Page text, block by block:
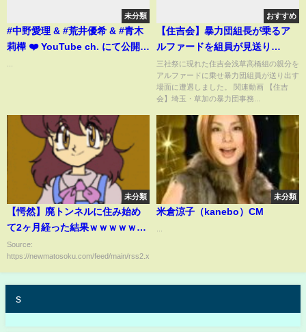
未分類
#中野愛理 & #荒井優希 & #青木
莉樺 ❤️ YouTube ch. にて公開中
...
おすすめ
【住吉会】暴力団組長が乗るア
ルファードを組員が見送り
YAKUZA
三社祭に現れた住吉会浅草高橋組の親分を
アルファードに乗せ暴力団組員が送り出す
場面に遭遇しました。 関連動画 【住吉
会】埼玉・草加の暴力団事務...
未分類
【愕然】廃トンネルに住み始め
て2ヶ月経った結果ｗｗｗｗｗｗ
ｗｗｗ
Source:
https://newmatosoku.com/feed/main/rss2.xml...
未分類
米倉涼子（kanebo）CM
s